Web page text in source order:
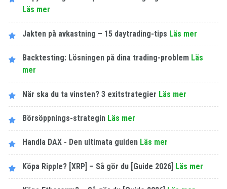
Läs mer
Jakten på avkastning – 15 daytrading-tips Läs mer
Backtesting: Lösningen på dina trading-problem Läs
mer
När ska du ta vinsten? 3 exitstrategier Läs mer
Börsöppnings-strategin Läs mer
Handla DAX - Den ultimata guiden Läs mer
Köpa Ripple? [XRP] – Så gör du [Guide 2026] Läs mer